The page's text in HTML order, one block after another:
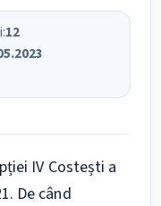
12
IV Costești a
De când